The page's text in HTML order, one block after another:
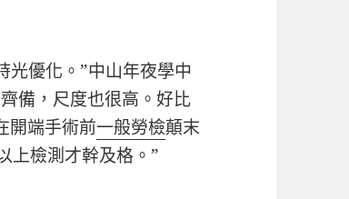
光優化。”中山年夜學中
備，尺度也很高。好比
開端手術前一般勞檢顛末
上檢測才幹及格。”